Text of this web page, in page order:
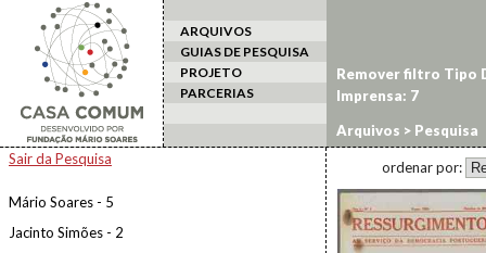
ARQUIVOS
GUIAS DE PESQUISA
PROJETO
PARCERIAS
Arquivos > Pesquisa
Sair da Pesquisa
Mário Soares - 5
Jacinto Simões - 2
Remover filtro Tipo
Imprensa: 7
ordenar por: